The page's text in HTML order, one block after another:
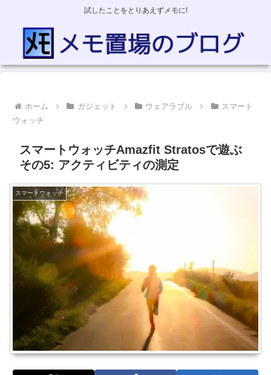
試したことをとりあえずメモに!
ホーム ガジェット ウェアラブル
スマート
ウォッチ
スマートウォッチAmazfit Stratosで遊ぶ
その5: アクティビティの測定
スマートウォッチ